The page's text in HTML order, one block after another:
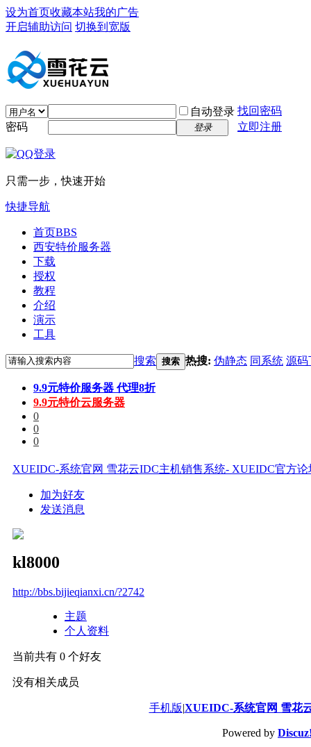
设为首页收藏本站我的广告
开启辅助访问 切换到宽版
自动登录 找回密码
密码
登录 立即注册
只需一步，快速开始
快捷导航
首页BBS
西安特价服务器
下载
授权
教程
介绍
演示
工具
搜索 搜索 热搜: 伪静态 同系统 源码
9.9元特价服务器 代理8折
9.9元特价云服务器
0
0
0
XUEIDC-系统官网 雪花云IDC主机销售系统- XUEIDC官方
加为好友
发送消息
kl8000
http://bbs.bijieqianxi.cn/?2742
主题
个人资料
当前共有 0 个好友
没有相关成员
手机版|XUEIDC-系统官网 雪花
Powered by